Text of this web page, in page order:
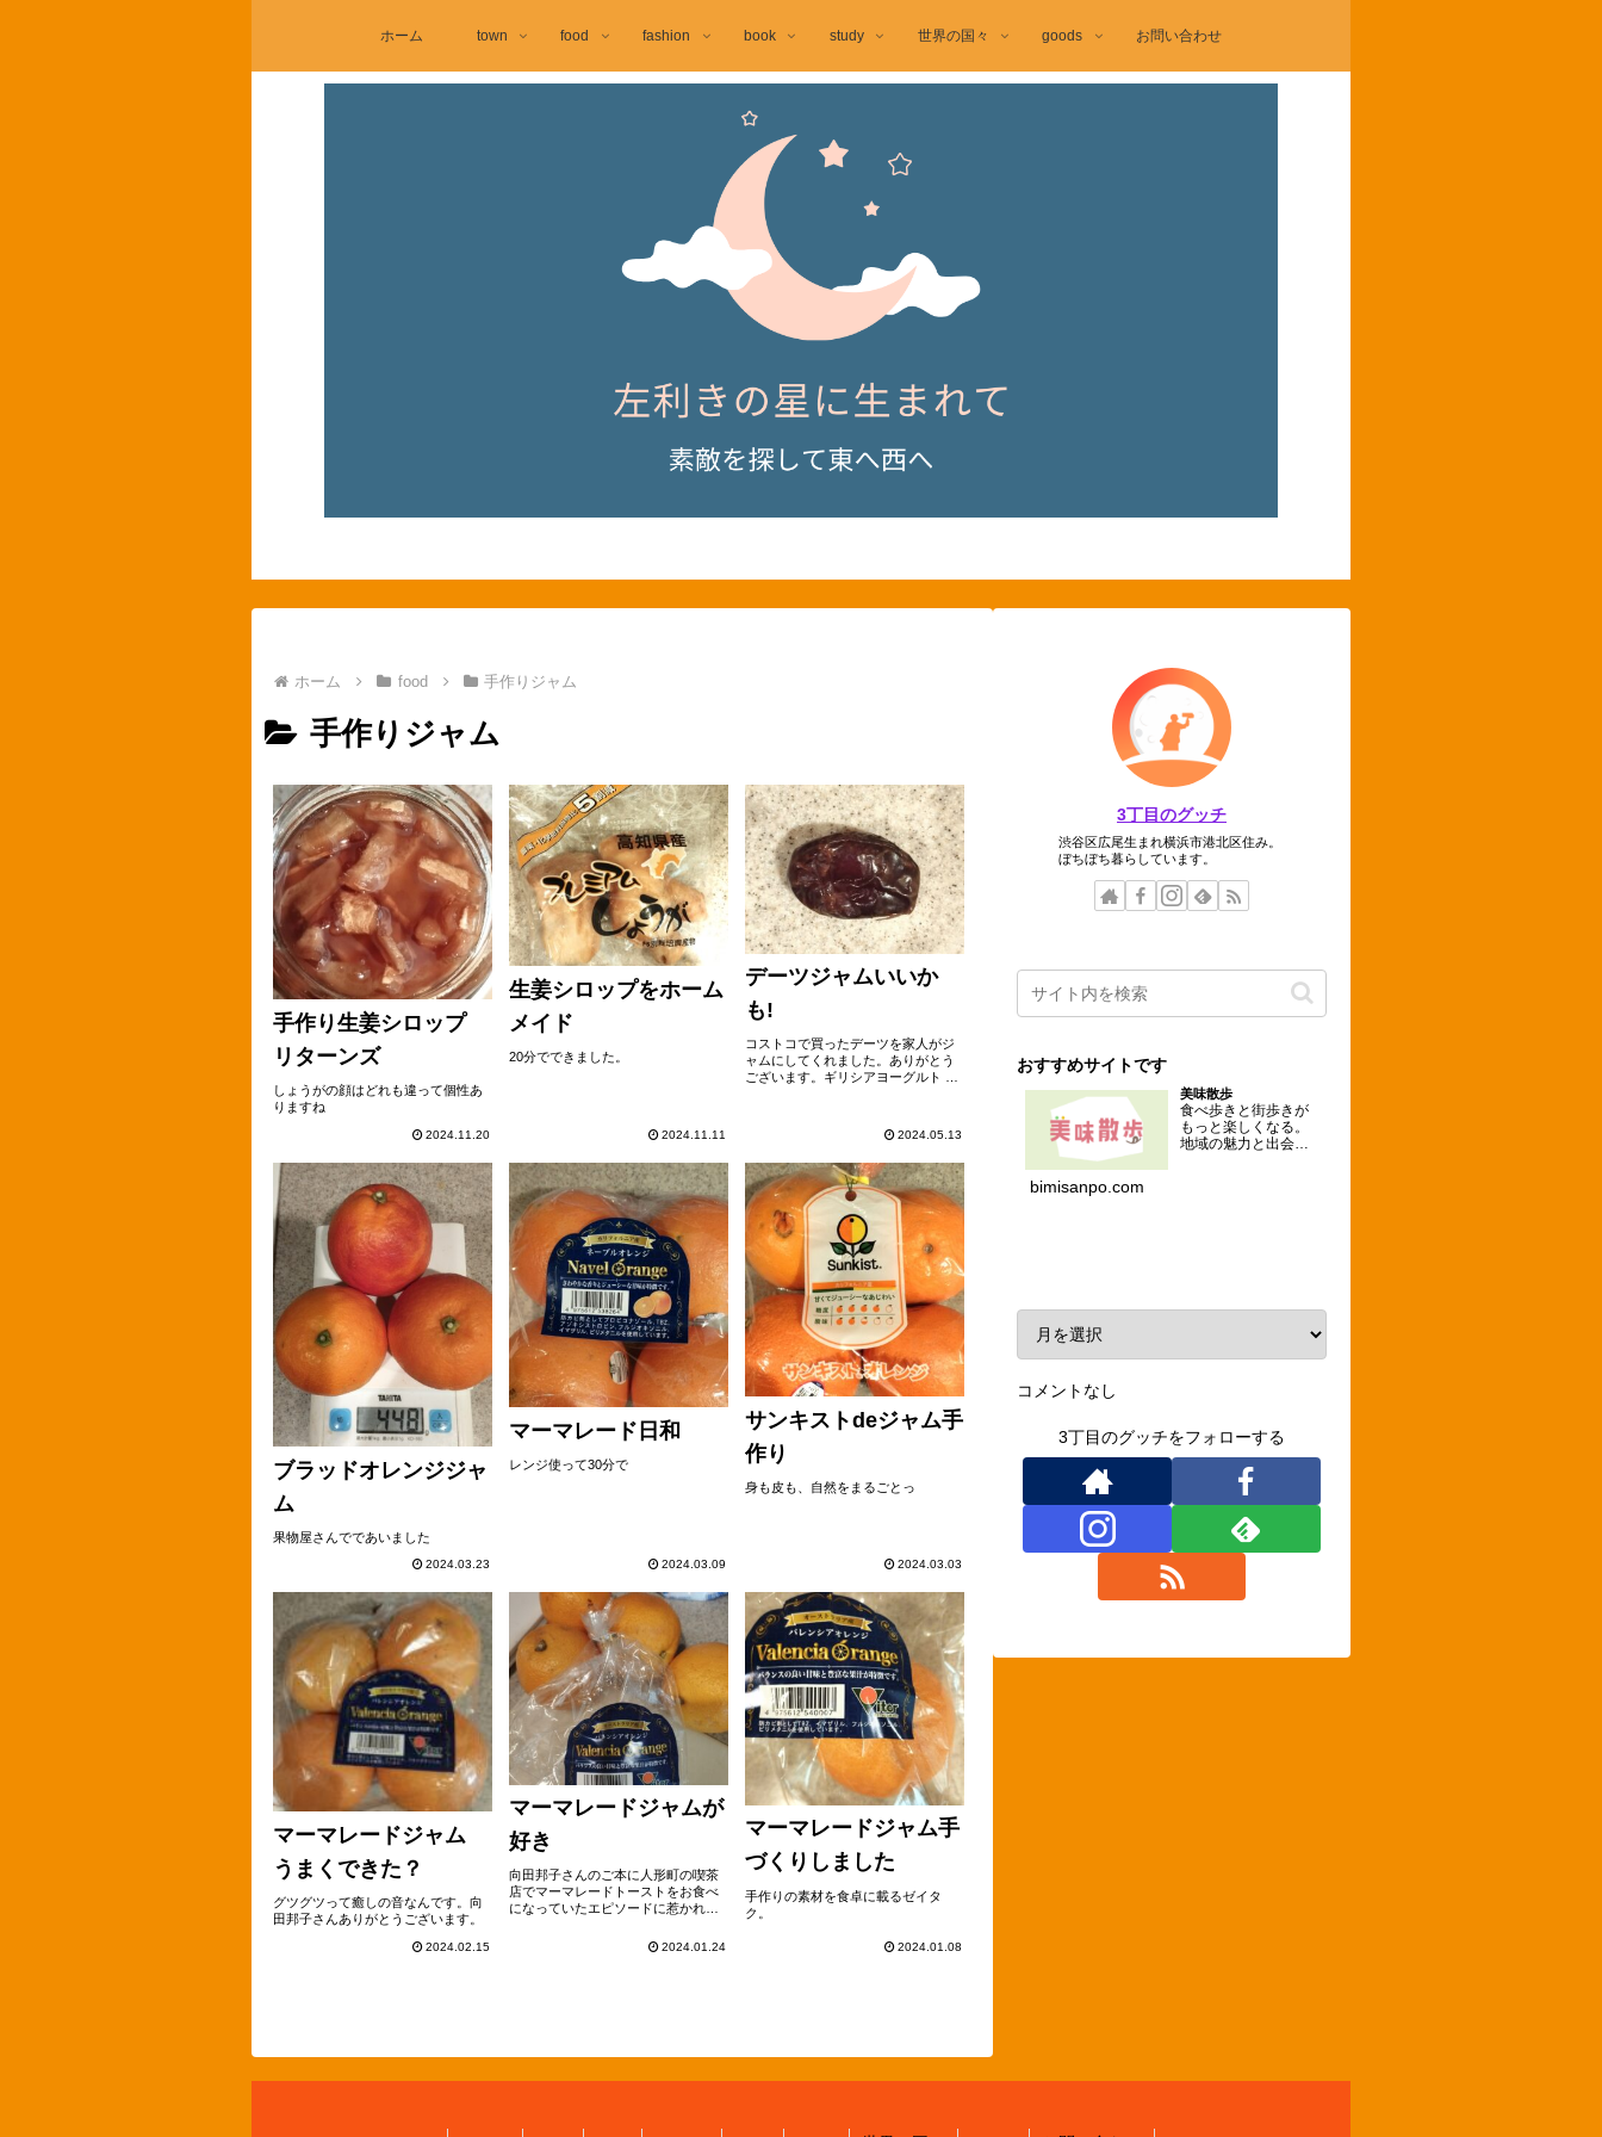
ホーム town food fashion book study 世界の国々 goods お問い合わせ
ホーム food 手作りジャム
手作りジャム
手作り生姜シロップ
リターンズ
しょうがの顔はどれも違って個性あ
りますね
2024.11.20
生姜シロップをホーム
メイド
20分でできました。
2024.11.11
デーツジャムいいか
も!
コストコで買ったデーツを家人がジ
ャムにしてくれました。ありがとう
ございます。ギリシアヨーグルト プ
自然なんです。やるなあデーツ。こ
れはホントおすすめです。コーヒー
とも合う。リゾ...
2024.05.13
ブラッドオレンジジャ
ム
果物屋さんでであいました
2024.03.23
マーマレード日和
レンジ使って30分で
2024.03.09
サンキストdeジャム手
作り
身も皮も、自然をまるごとっ
2024.03.03
マーマレードジャム
うまくできた？
グツグツって癒しの音なんです。向
田邦子さんありがとうございます。
2024.02.15
マーマレードジャムが
好き
向田邦子さんのご本に人形町の喫茶
店でマーマレードトーストをお食べ
になっていたエピソードに惹かれ
2024.01.24
マーマレードジャム手
づくりしました
手作りの素材を食卓に載るゼイタ
ク。
2024.01.08
3丁目のグッチ
渋谷区広尾生まれ横浜市港北区住み。
ぼちぼち暮らしています。
おすすめサイトです
美味散歩
食べ歩きと街歩きが
もっと楽しくなる。
地域の魅力と出会え
bimisanpo.com
コメントなし
3丁目のグッチをフォローする